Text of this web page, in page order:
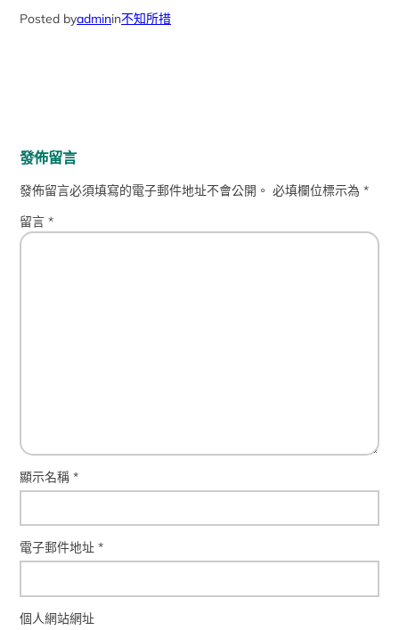
Posted byadminin不知所措
發佈留言
發佈留言必須填寫的電子郵件地址不會公開。 必填欄位標示為*
留言*
顯示名稱*
電子郵件地址*
個人網站網址